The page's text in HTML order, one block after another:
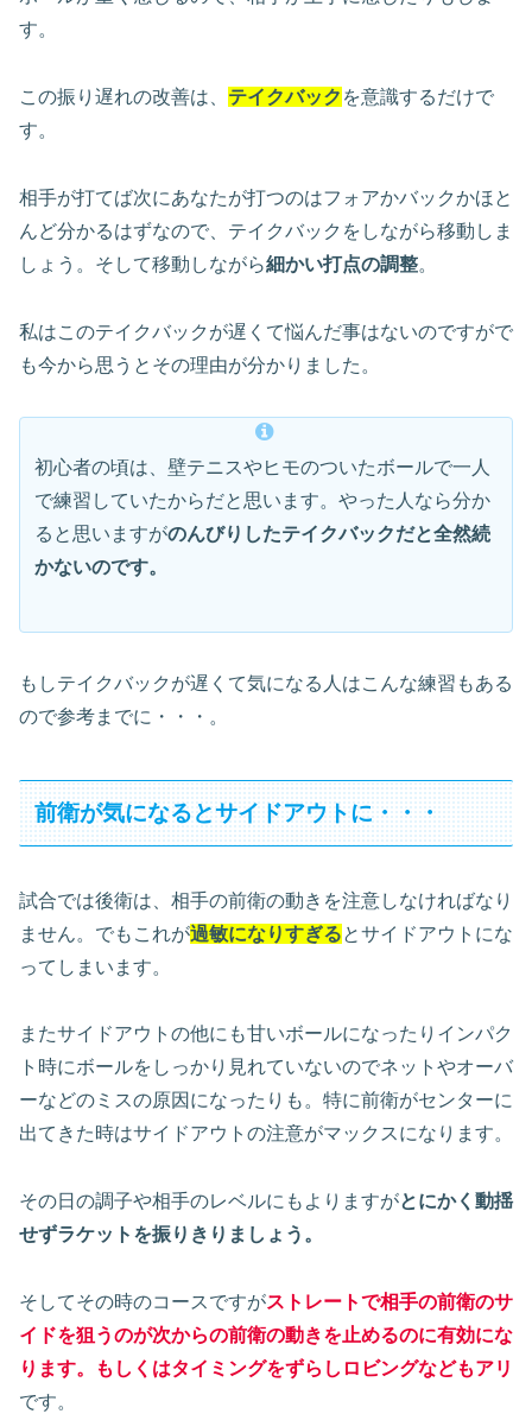
す。
この振り遅れの改善は、 テイクバック を意識するだけで
す。
相手が打てば次にあなたが打つのはフォアかバックかほと
んど分かるはずなので、テイクバックをしながら移動しま
しょう。そして移動しながら細かい打点の調整。
私はこのテイクバックが遅くて悩んだ事はないのですがで
も今から思うとその理由が分かりました。
初心者の頃は、壁テニスやヒモのついたボールで一人
で練習していたからだと思います。やった人なら分か
ると思いますがのんびりしたテイクバックだと全然続
かないのです。
もしテイクバックが遅くて気になる人はこんな練習もある
ので参考までに・・・。
前衛が気になるとサイドアウトに・・・
試合では後衛は、相手の前衛の動きを注意しなければなり
ません。でもこれが過敏になりすぎるとサイドアウトにな
ってしまいます。
またサイドアウトの他にも甘いボールになったりインパク
ト時にボールをしっかり見れていないのでネットやオーバ
ーなどのミスの原因になったりも。特に前衛がセンターに
出てきた時はサイドアウトの注意がマックスになります。
その日の調子や相手のレベルにもよりますがとにかく動揺
せずラケットを振りきりましょう。
そしてその時のコースですがストレートで相手の前衛のサ
イドを狙うのが次からの前衛の動きを止めるのに有効にな
ります。もしくはタイミングをずらしロビングなどもアリ
です。